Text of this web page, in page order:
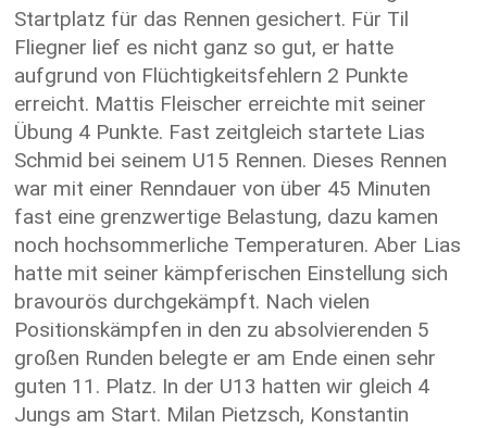
Startplatz für das Rennen gesichert. Für Til
Fliegner lief es nicht ganz so gut, er hatte
aufgrund von Flüchtigkeitsfehlern 2 Punkte
erreicht. Mattis Fleischer erreichte mit seiner
Übung 4 Punkte. Fast zeitgleich startete Lias
Schmid bei seinem U15 Rennen. Dieses Rennen
war mit einer Renndauer von über 45 Minuten
fast eine grenzwertige Belastung, dazu kamen
noch hochsommerliche Temperaturen. Aber Lias
hatte mit seiner kämpferischen Einstellung sich
bravourös durchgekämpft. Nach vielen
Positionskämpfen in den zu absolvierenden 5
großen Runden belegte er am Ende einen sehr
guten 11. Platz. In der U13 hatten wir gleich 4
Jungs am Start. Milan Pietzsch, Konstantin